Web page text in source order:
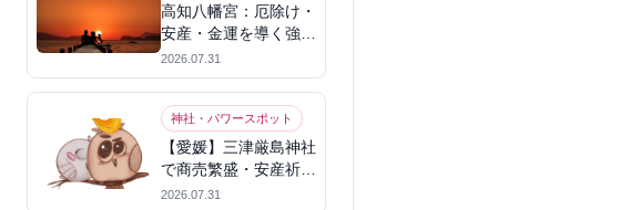
高知八幡宮：厄除け・
安産・金運を導く強力
パワースポット
2026.07.31
神社・パワースポット
【愛媛】三津厳島神社
で商売繁盛・安産祈
願！宗像三女神のパワ
2026.07.31